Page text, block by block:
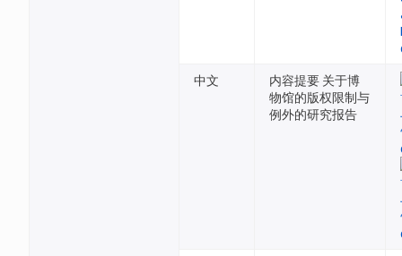
中文
内容提要 关于博
物馆的版权限制与
例外的研究报告